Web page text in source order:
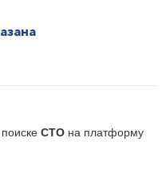
поиске СТО на платформу